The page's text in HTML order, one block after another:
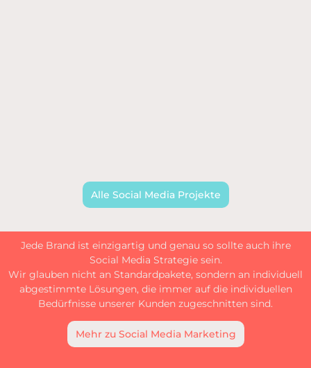
Alle Social Media Projekte
Jede Brand ist einzigartig und genau so sollte auch ihre
Social Media Strategie sein.
Wir glauben nicht an Standardpakete, sondern an individuell
abgestimmte Lösungen, die immer auf die individuellen
Bedürfnisse unserer Kunden zugeschnitten sind.
Mehr zu Social Media Marketing